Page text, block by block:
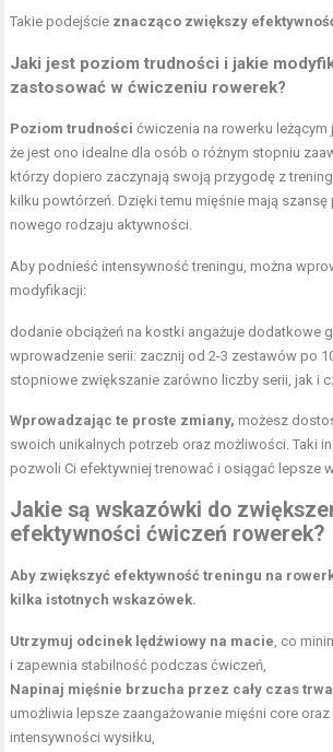
Takie podejście znacząco zwiększy
Jaki jest poziom trudności i jakie
zastosować w ćwiczeniu rowerek?
Poziom trudności ćwiczenia na rowerku
że jest ono idealne dla osób o różnym stopniu
którzy dopiero zaczynają swoją przygodę z
kilku powtórzeń. Dzięki temu mięśnie mają
nowego rodzaju aktywności.
Aby podnieść intensywność treningu, można
modyfikacji:
dodanie obciążeń na kostki angażuje dodatkowe
wprowadzenie serii: zacznij od 2-3 zestawów po
stopniowe zwiększanie zarówno liczby serii, jak i
Wprowadzając te proste zmiany, możesz
swoich unikalnych potrzeb oraz możliwości. Taki
pozwoli Ci efektywniej trenować i osiągać lepsze
Jakie są wskazówki do
efektywności ćwiczeń rowerek?
Aby zwiększyć efektywność treningu na
kilka istotnych wskazówek.
Utrzymuj odcinek lędźwiowy na macie, co
i zapewnia stabilność podczas ćwiczeń,
Napinaj mięśnie brzucha przez cały czas
umożliwia lepsze zaangażowanie mięśni core
intensywności wysiłku,